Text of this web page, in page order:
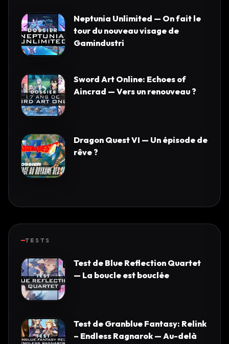
Neptunia Unlimited — On fait le
tour du nouveau visage de
Gamindustri
Sword Art Online: Echoes of
Aincrad — Vers un renouveau ?
Dragon Quest VI — Un épisode de
rêve ?
TESTS
Test de Blue Reflection Quartet
— La boucle est bouclée
Test de Granblue Fantasy: Relink
– Endless Ragnarok — Au-delà